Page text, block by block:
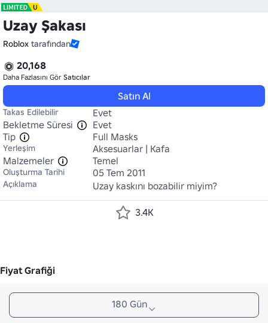
Uzay Şakası
Roblox tarafından
20,168
Daha Fazlasını Gör Satıcılar
Satın Al
Takas Edilebilir
Evet
Bekletme Süresi
Evet
Tip
Full Masks
Yerleşim
Aksesuarlar | Kafa
Malzemeler
Temel
Oluşturma Tarihi 05 Tem 2011
Açıklama Uzay kaskını bozabilir miyim?
3.4K
Fiyat Grafiği
180 Gün